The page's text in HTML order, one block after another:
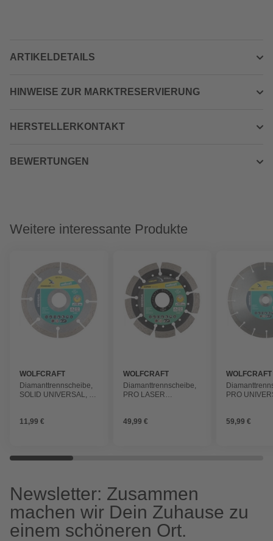
ARTIKELDETAILS
HINWEISE ZUR MARKTRESERVIERUNG
HERSTELLERKONTAKT
BEWERTUNGEN
Weitere interessante Produkte
WOLFCRAFT
Diamanttrennscheibe,
SOLID UNIVERSAL, Ø
11,99 €
WOLFCRAFT
Diamanttrennscheibe,
PRO LASER
49,99 €
WOLFCRAFT
PRO
59,99 €
Newsletter: Zusammen
machen wir Dein Zuhause zu
einem schöneren Ort.